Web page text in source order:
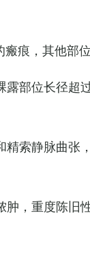
痕，其他部
部位长径超
索静脉曲张
，重度陈旧